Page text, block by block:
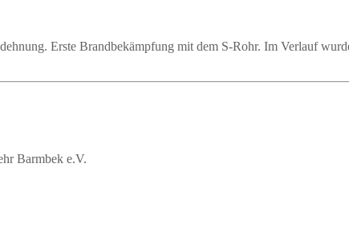
Erste Brandbekämpfung mit dem S-Rohr. Im Verlauf
Barmbek e.V.